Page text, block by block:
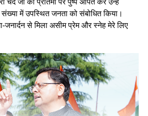
संख्या में उपस्थित जनता को संबोधित किया।
जनार्दन से मिला असीम प्रेम और स्नेह मेरे लिए